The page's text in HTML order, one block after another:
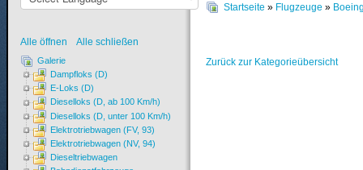
Startseite » Flugzeuge »
Zurück zur Kategorieübersicht
Alle öffnen Alle schließen
Galerie
Dampfloks (D)
E-Loks (D)
Dieselloks (D, ab 100 Km/h)
Dieselloks (D, unter 100 Km/h)
Elektrotriebwagen (FV, 93)
Elektrotriebwagen (NV, 94)
Dieseltriebwagen